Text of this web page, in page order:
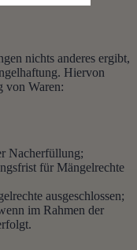
nichts anderes ergibt,
Hiervon
von Waren:
Nacherfüllung;
für Mängelrechte
ausgeschlossen;
im Rahmen der